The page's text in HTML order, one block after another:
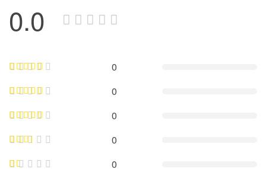
0.0
0
0
0
0
0